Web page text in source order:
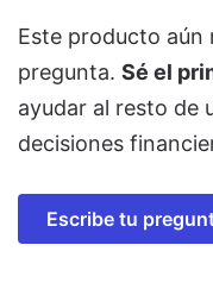
Este producto aún
pregunta. Sé el
ayudar al resto de
decisiones
Escribe tu